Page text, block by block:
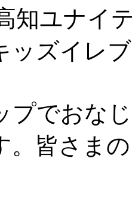
知ユナイ
ッズイレ
プでおな
。皆さま